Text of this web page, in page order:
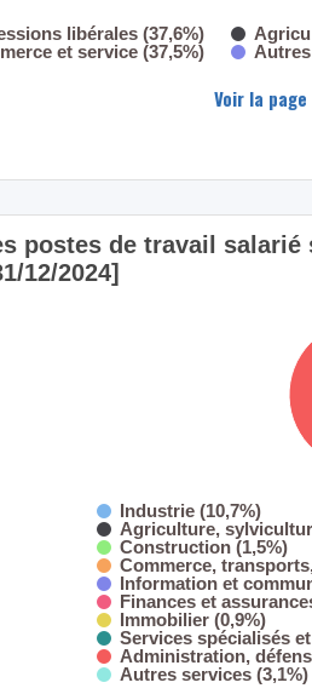
libérales (37,6%)
et service (37,5%)
Voir la
postes de travail
12/2024]
Industrie (10,7%)
Agriculture,
Construction (1,5%)
Commerce,
Information et
Finances et
Immobilier (0,9%)
Services spécialisés
Administration,
Autres services (3,1%)